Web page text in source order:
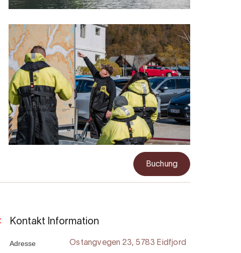
Buchung
Kontakt Information
Adresse Ostangvegen 23, 5783 Eidfjord